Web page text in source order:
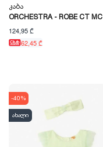
Კაბა
ORCHESTRA - ROBE CT MC
124,95 ₾
62,45 ₾
-40%
ახალი